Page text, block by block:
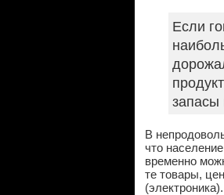
Если
запасы
В
что
временно
те товары,
(электроника).